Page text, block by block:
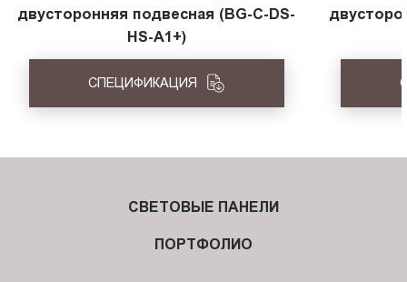
двусторонняя подвесная (BG-C-DS-
HS-A1+)
СПЕЦИФИКАЦИЯ
СВЕТОВЫЕ ПАНЕЛИ
ПОРТФОЛИО